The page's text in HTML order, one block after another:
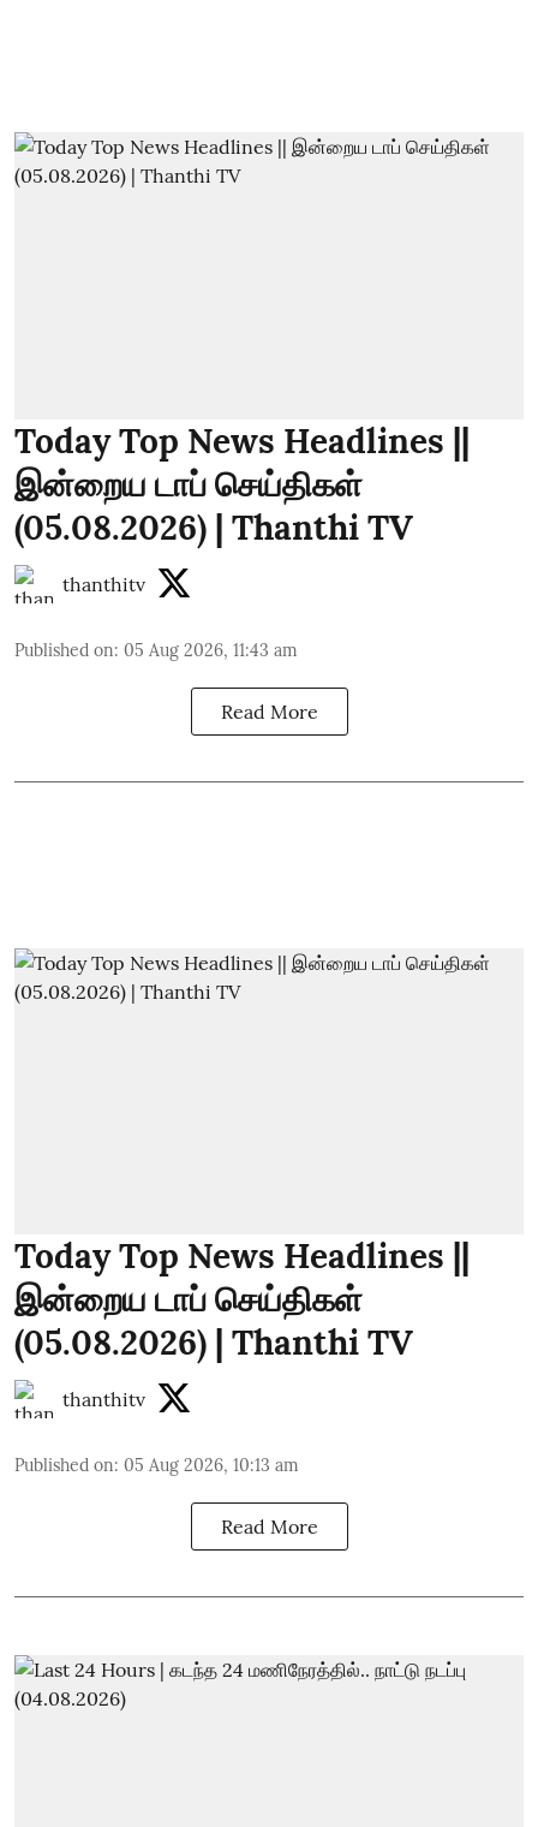
Today Top News Headlines ||
இன்றைய டாப் செய்திகள்
(05.08.2026) | Thanthi TV
thanthitv
Published on: 05 Aug 2026, 11:43 am
Read More
Today Top News Headlines ||
இன்றைய டாப் செய்திகள்
(05.08.2026) | Thanthi TV
thanthitv
Published on: 05 Aug 2026, 10:13 am
Read More